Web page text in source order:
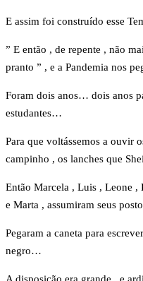
E assim foi construído esse
” E então , de repente , não
pranto ” , e a Pandemia nos
Foram dois anos… dois anos
estudantes…
Para que voltássemos a ouvir
campinho , os lanches que
Então Marcela , Luis , Leone
e Marta , assumiram seus
Pegaram a caneta para
negro…